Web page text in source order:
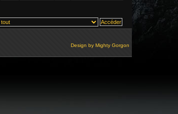
Design by Mighty Gorgon